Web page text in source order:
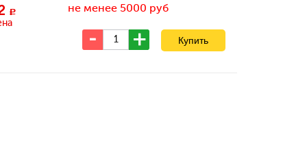
c
не менее 5000 руб